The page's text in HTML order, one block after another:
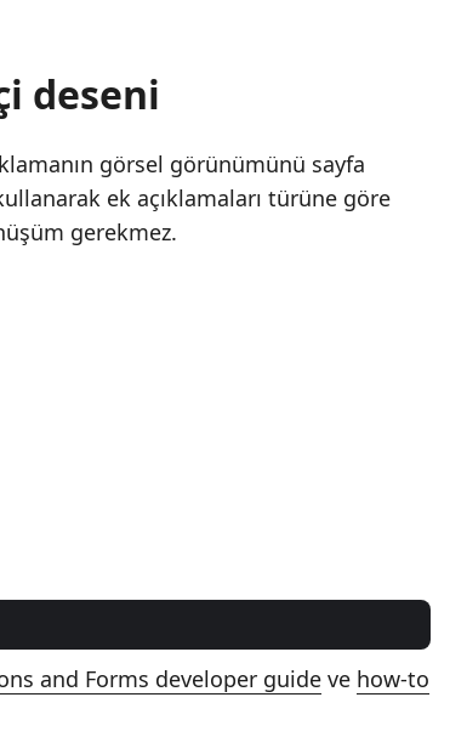
deseni
görsel görünümünü sayfa
ek açıklamaları türüne göre
gerekmez.
and Forms developer guide ve how-to